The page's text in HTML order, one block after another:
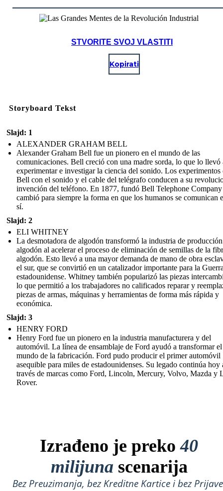
STVORITE SVOJ VLASTITI
Kopirati
Storyboard Tekst
Slajd: 1
ALEXANDER GRAHAM BELL
Alexander Graham Bell fue un pionero en el mundo de las
comunicaciones. Bell creció con una madre sorda, lo que lo llevó
experimentar e investigar la ciencia del sonido. Los experimentos
Bell con el sonido y el cable del telégrafo conducen a su
invención del teléfono. En 1877, fundó Bell Telephone
cambió para siempre la forma en que los humanos se comunican
sí.
Slajd: 2
ELI WHITNEY
La desmotadora de algodón transformó la industria de
algodón al acelerar el proceso de eliminación de semillas de la
algodón. Esto llevó a una mayor demanda de mano de obra
el sur, que se convirtió en un catalizador importante para la
estadounidense. Whitney también popularizó las piezas
lo que permitió a los trabajadores no calificados reparar y
piezas de armas, máquinas y herramientas de forma más rápida y
económica.
Slajd: 3
HENRY FORD
Henry Ford fue un pionero en la industria manufacturera y del
automóvil. La línea de ensamblaje de Ford ayudó a transformar el
mundo de la fabricación. Ford pudo producir el primer automóvil
asequible para miles de estadounidenses. Su legado continúa hoy
través de marcas como Ford, Lincoln, Mercury, Volvo, Mazda y
Rover.
Izrađeno je preko40
milijuna scenarija
Bez Preuzimanja, bez Kreditne Kartice i bez